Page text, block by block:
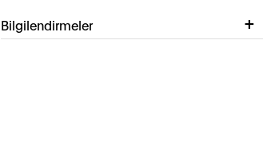
Bilgilendirmeler